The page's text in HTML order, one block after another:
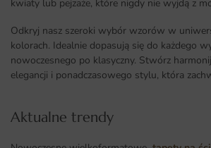
kwiaty lub pejzaże, które nigdy nie wyjdą z
Odkryj nasz szeroki wybór wzorów w
kolorach. Idealnie dopasują się do każdego
nowoczesnego po klasyczny. Stwórz
elegancji i ponadczasowego stylu, która
Aktualne trendy​